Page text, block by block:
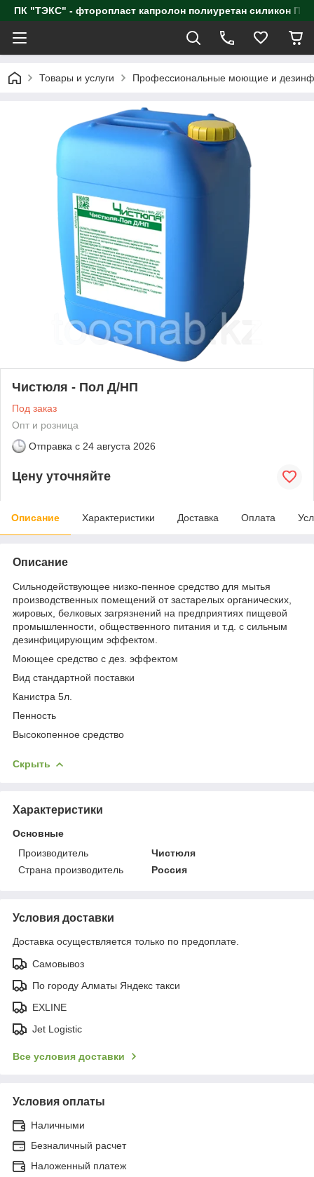
ПК "ТЭКС" - фторопласт капролон полиуретан
Товары и услуги Профессиональные моющие и
Чистюля - Пол Д/НП
Под заказ
Опт и розница
Отправка с 24 августа 2026
Цену уточняйте
Описание Характеристики Доставка Оплата
Описание
Сильнодействующее низко-пенное средство для мытья
производственных помещений от застарелых органических,
жировых, белковых загрязнений на предприятиях пищевой
промышленности, общественного питания и т.д. с сильным
дезинфицирующим эффектом.
Моющее средство с дез. эффектом
Вид стандартной поставки
Канистра 5л.
Пенность
Высокопенное средство
Скрыть
Характеристики
Основные
Производитель
Чистюля
Страна производитель
Россия
Условия доставки
Доставка осуществляется только по предоплате.
Самовывоз
По городу Алматы Яндекс такси
EXLINE
Jet Logistic
Все условия доставки
Условия оплаты
Наличными
Безналичный расчет
Наложенный платеж